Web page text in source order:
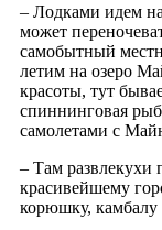
– Лодками идем на
может
самобытный
летим на озеро
красоты, тут
спиннинговая
самолетами с
– Там развлекухи
красивейшему
корюшку,